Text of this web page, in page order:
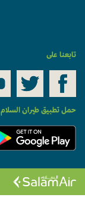
تابعنا على
حمل تطبيق طيران السلام